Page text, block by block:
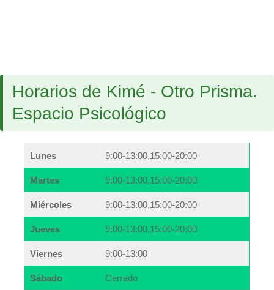
Horarios de Kimé - Otro Prisma.
Espacio Psicológico
Lunes 9:00-13:00,15:00-20:00
Martes 9:00-13:00,15:00-20:00
Miércoles 9:00-13:00,15:00-20:00
Jueves 9:00-13:00,15:00-20:00
Viernes 9:00-13:00
Sábado Cerrado